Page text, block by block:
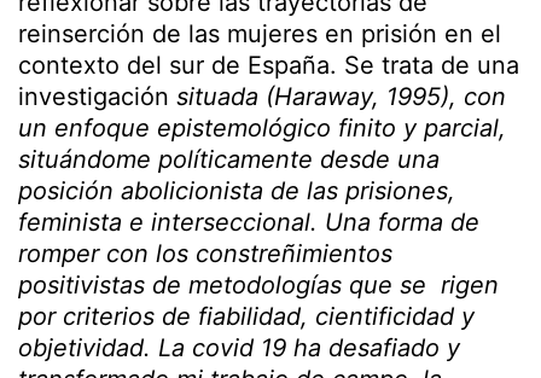
reinserción de las mujeres en prisión en el
contexto del sur de España. Se trata de una
investigación situada (Haraway, 1995), con
un enfoque epistemológico finito y parcial,
situándome políticamente desde una
posición abolicionista de las prisiones,
feminista e interseccional. Una forma de
romper con los constreñimientos
positivistas de metodologías que se rigen
por criterios de fiabilidad, cientificidad y
objetividad. La covid 19 ha desafiado y